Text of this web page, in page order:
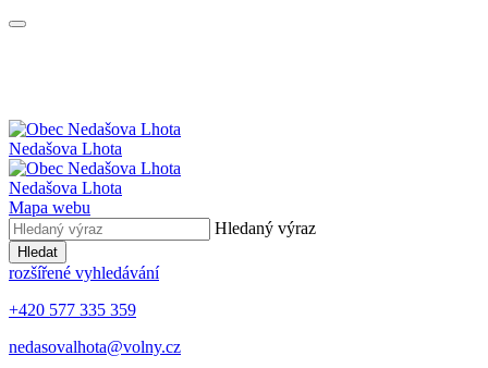
Nedašova Lhota
Nedašova Lhota
Mapa webu
Hledaný výraz
Hledat
rozšířené vyhledávání
+420 577 335 359
nedasovalhota@volny.cz